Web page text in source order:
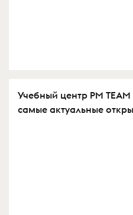
Учебный центр PM
самые актуальные